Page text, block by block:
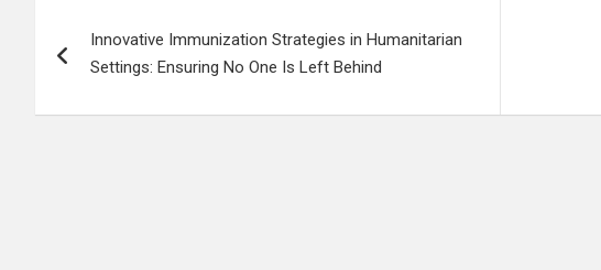
de
l’article
Innovative Immunization Strategies in Humanitarian
Settings: Ensuring No One Is Left Behind